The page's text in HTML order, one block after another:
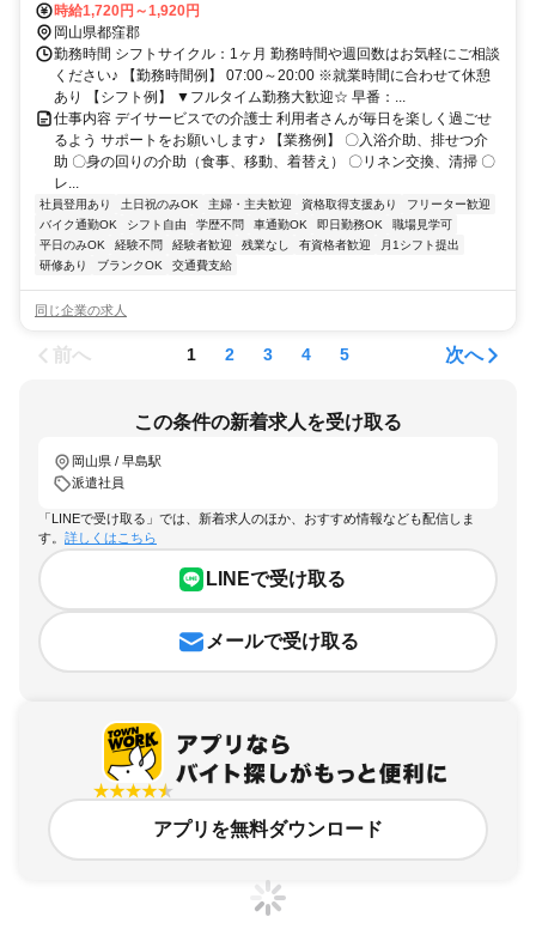
歩約14分、ＪＲ瀬戸大橋線 備中箕島徒歩約31分
時給1,720円～1,920円
岡山県都窪郡
勤務時間 シフトサイクル：1ヶ月 勤務時間や週回数はお気軽にご相談
ください♪ 【勤務時間例】 07:00～20:00 ※就業時間に合わせて休憩
あり 【シフト例】 ▼フルタイム勤務大歓迎☆ 早番：...
仕事内容 デイサービスでの介護士 利用者さんが毎日を楽しく過ごせ
るよう サポートをお願いします♪ 【業務例】 〇入浴介助、排せつ介
助 〇身の回りの介助（食事、移動、着替え） 〇リネン交換、清掃 〇
レ...
社員登用あり 土日祝のみOK 主婦・主夫歓迎 資格取得支援あり
フリーター歓迎
バイク通勤OK
シフト自由 学歴不問 車通勤OK 即日勤務OK
職場見学可
平日のみOK
経験不問 経験者歓迎 残業なし 有資格者歓迎
月1シフト提出
研修あり
ブランクOK 交通費支給
同じ企業の求人
前へ 1 2 3 4 5 次へ
この条件の新着求人を受け取る
岡山県 / 早島駅
派遣社員
「LINEで受け取る」では、新着求人のほか、おすすめ情報なども配信しま
す。 詳しくはこちら
LINEで受け取る
メールで受け取る
アプリを無料ダウンロード